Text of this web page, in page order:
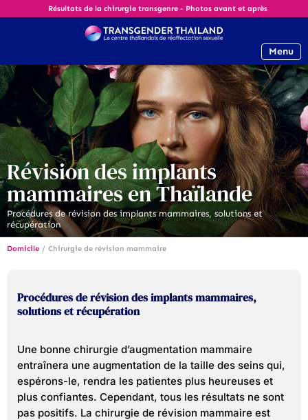
Résultats de la chirurgie transgenre - Photos avant et après
Menu
Révision des implants
mammaires en Thaïlande
Procédures de révision des implants mammaires, solutions et
récupération
Domicile / Chirurgie de révision mammaire
Procédures de révision des implants mammaires,
solutions et récupération
Une bonne chirurgie d’augmentation mammaire
entraînera une augmentation de la taille des seins qui,
espérons-le, rendra les patientes plus heureuses et
plus confiantes. Cependant, tous les résultats ne sont
pas positifs. La chirurgie de révision mammaire est